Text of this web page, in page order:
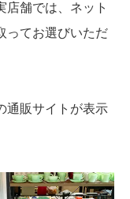
店舗では、ネット
ってお選びいただ
通販サイトが表示